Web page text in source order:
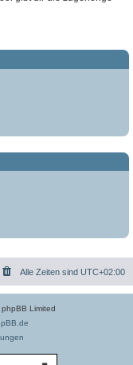
Alle Zeiten sind UTC+02:00
Limited